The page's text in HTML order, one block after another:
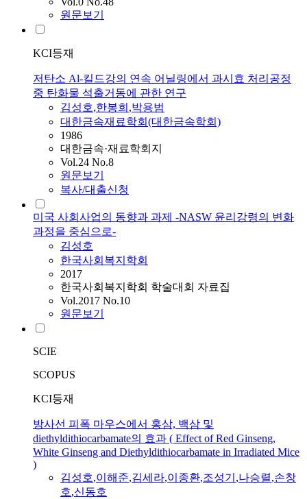
원문보기
KCI등재
저탄소 Al-킬드강의 연속 어닐링에서 과시효 처리공정
중 탄화물 석출거동에 관한 연구
김성호,한봉희 ,박용범
대한금속재료학회(대한금속학회)
1986
대한금속·재료학회지
Vol.24 No.8
원문보기
복사/대출신청
미국 사회사업의 동향과 과제 -NASW 윤리강령의 변화
과정을 중심으로-
김성호
한국사회복지학회
2017
한국사회복지학회 학술대회 자료집
Vol.2017 No.10
원문보기
SCIE
SCOPUS
KCI등재
방사선 피폭 마우스에서 홍삼, 백삼 및
diethyldithiocarbamate의 효과 ( Effect of Red Ginseng,
White Ginseng and Diethyldithiocarbamate in Irradiated Mice
)
김성호,이해준,김세라,이종환,조성기 ,나승렬,손창
호,신동호